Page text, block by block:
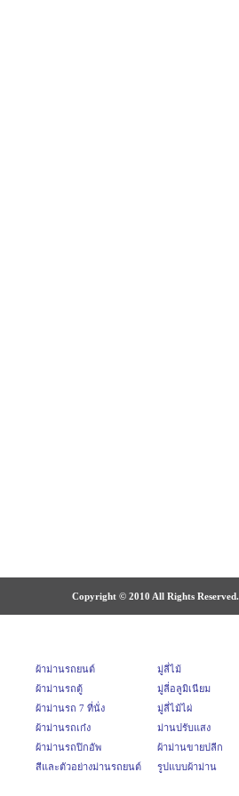
Copyright © 2010 All Rights Reserved.
ผ้าม่านรถยนต์ มู่ลี่ไม้
ผ้าม่านรถตู้ มู่ลี่อลูมิเนียม
ผ้าม่านรถ 7 ที่นั่ง มู่ลี่ไม้ไผ่
ผ้าม่านรถเก๋ง ม่านปรับแสง
ผ้าม่านรถปิกอัพ ผ้าม่านขายปลีก
สีและตัวอย่างม่านรถยนต์ รูปแบบผ้าม่าน